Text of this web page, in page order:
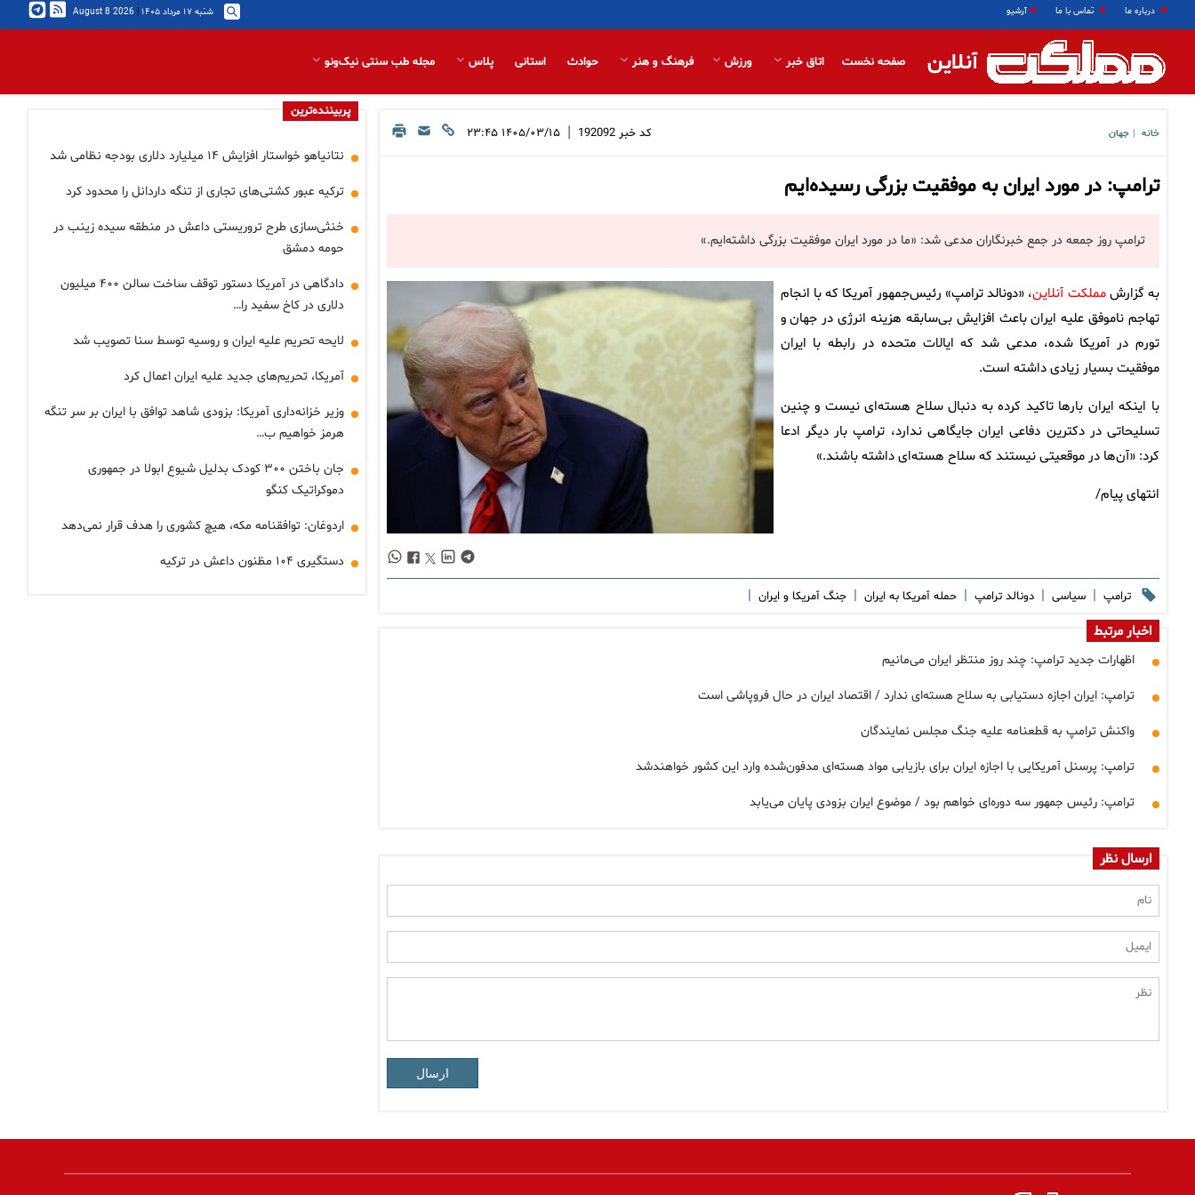
درباره ما تماس با ما آرشیو شنبه ۱۷ مرداد ۱۴۰۵ |
2026 August 8
آنلاین صفحه نخست اتاق خبر ورزش فرهنگ و هنر حوادث استانی پلاس مجله طب سنتی نیک‌ونو
خانه جهان کد خبر 192092
| ۱۴۰۵/۰۳/۱۵ ۲۳:۴۵
ترامپ: در مورد ایران به موفقیت بزرگی رسیده‌ایم
ترامپ روز جمعه در جمع خبرنگاران مدعی شد: «ما در مورد ایران موفقیت بزرگی داشته‌ایم.»
به گزارشمملکت آنلاین، «دونالد ترامپ» رئیس‌جمهور آمریکا که با انجام
تهاجم ناموفق علیه ایران باعث افزایش بی‌سابقه هزینه انرژی در جهان و
تورم در آمریکا شده، مدعی شد که ایالات متحده در رابطه با ایران
موفقیت بسیار زیادی داشته است.
با اینکه ایران بارها تاکید کرده به دنبال سلاح هسته‌ای نیست و چنین
تسلیحاتی در دکترین دفاعی ایران جایگاهی ندارد، ترامپ بار دیگر ادعا
کرد: «آن‌ها در موقعیتی نیستند که سلاح هسته‌ای داشته باشند.»
انتهای پیام/
ترامپ | سیاسی | دونالد ترامپ | حمله آمریکا به ایران | جنگ آمریکا و ایران |
اخبار مرتبط
اظهارات جدید ترامپ: چند روز منتظر ایران می‌مانیم
ترامپ: ایران اجازه دستیابی به سلاح هسته‌ای ندارد / اقتصاد ایران در حال فروپاشی است
واکنش ترامپ به قطعنامه علیه جنگ مجلس نمایندگان
ترامپ: پرسنل آمریکایی با اجازه ایران برای بازیابی مواد هسته‌ای مدفون‌شده وارد این کشور خواهندشد
ترامپ: رئیس جمهور سه دوره‌ای خواهم بود / موضوع ایران بزودی پایان می‌یابد
ارسال نظر
ارسال
پربیننده‌ترین
نتانیاهو خواستار افزایش ۱۴ میلیارد دلاری بودجه نظامی شد
ترکیه عبور کشتی‌های تجاری از تنگه داردانل را محدود کرد
خنثی‌سازی طرح تروریستی داعش در منطقه سیده زینب در
حومه دمشق
دادگاهی در آمریکا دستور توقف ساخت سالن ۴۰۰ میلیون
دلاری در کاخ سفید را…
لایحه تحریم علیه ایران و روسیه توسط سنا تصویب شد
آمریکا، تحریم‌های جدید علیه ایران اعمال کرد
وزیر خزانه‌داری آمریکا: بزودی شاهد توافق با ایران بر سر تنگه
هرمز خواهیم ب…
جان باختن ۳۰۰ کودک بدلیل شیوع ابولا در جمهوری
دموکراتیک کنگو
اردوغان: توافقنامه مکه، هیچ کشوری را هدف قرار نمی‌دهد
دستگیری ۱۰۴ مظنون داعش در ترکیه